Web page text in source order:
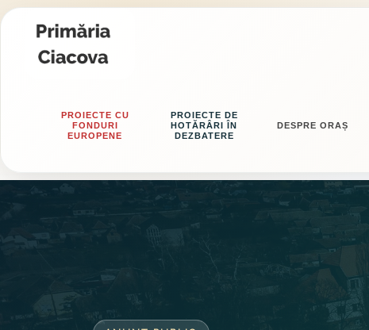
PROIECTE CU
FONDURI
EUROPENE
PROIECTE DE
HOTĂRÂRI ÎN
DEZBATERE
DESPRE ORAȘ